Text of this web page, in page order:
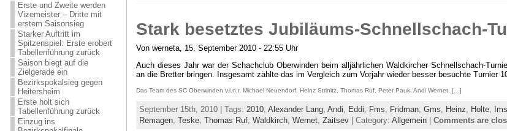
Erste und Zweite werden
Vizemeister – Dritte mit
erstem Saisonsieg
Starker Auftritt im
Spitzenspiel: Erste erobert
Tabellenführung zurück
Saison biegt auf die
Zielgerade ein
Bezirkspokalsieg gegen
Heitersheim
Erste holt sich
Tabellenführung zurück
Einzug ins
Stark besetztes Jubiläums-Schnellschach-
Von werneta, 15. September 2010 - 22:55 Uhr
Auch dieses Jahr war der Schachclub Oberwinden beim alljährlichen Waldkircher Schnellschach-
an die Bretter bringen. Insgesamt zählte das im Vergleich zum Vorjahr wieder besser besuchte Turnier
Das Team des SC Oberwinden v.l.n.r. Michael Neuendorf, Heinz Strinitz, Thomas Ruf, Peter Pauk, Andi Wernet, […]
September 15th, 2010 | Tags: 2010, Alexander Lang, Andi Eddi Fms Fridman, Gms Heinz Holte, Ims
Remagen, Teske, Thomas Ruf, Waldkirch, Wernet, Zaitsev| Category: Allgemein| Comments are